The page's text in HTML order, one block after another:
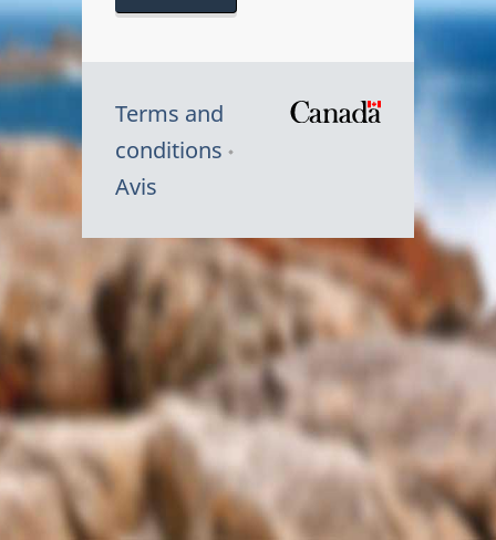
Terms and
conditions
Avis
Symbole
du
Canada